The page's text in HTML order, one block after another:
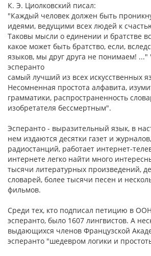
К. Э. Циолковский писал:
"Каждый человек должен быть
идеями, ведущими всех людей к
Таковы мысли о единении и братстве
какое может быть братство, если,
языков, мы друг друга не понимаем! ..."
эсперанто
самый лучший из всех искусственных
Несомненная простота алфавита,
грамматики, распространенность
изобретателя бессмертным".
Эсперанто - выразительный язык, в
нем издаются десятки газет и
радиостанций, работает интернет-
интернете легко найти много
тысячи литературных произведений,
словарей, более тысячи песен и
фильмов.
Среди тех, кто подписал петицию в
эсперанто, было 1607 лингвистов. А
выдающихся членов Французской
эсперанто "шедевром логики и